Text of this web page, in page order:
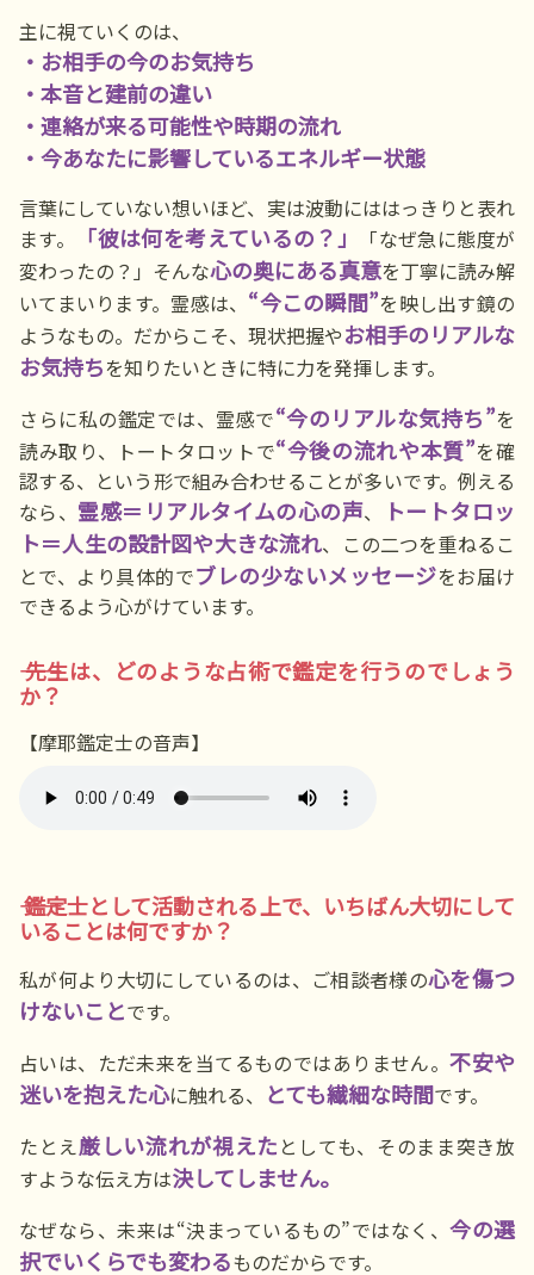
主に視ていくのは、
・お相手の今のお気持ち
・本音と建前の違い
・連絡が来る可能性や時期の流れ
・今あなたに影響しているエネルギー状態
言葉にしていない想いほど、実は波動にははっきりと表れ
ます。
「彼は何を考えているの？」
「なぜ急に態度が
変わったの？」そんな心の奥にある真意を丁寧に読み解
いてまいります。霊感は、 “今この瞬間”を映し出す鏡の
ようなもの。だからこそ、現状把握やお相手のリアルな
お気持ちを知りたいときに特に力を発揮します。
さらに私の鑑定では、霊感で“今のリアルな気持ち”を
読み取り、トートタロットで“今後の流れや本質”を確
認する、という形で組み合わせることが多いです。例える
なら、 霊感＝リアルタイムの心の声、
トートタロッ
ト＝人生の設計図や大きな流れ、この二つを重ねるこ
とで、より具体的でブレの少ないメッセージをお届け
できるよう心がけています。
―― 先生は、どのような占術で鑑定を行うのでしょう
か？
【摩耶鑑定士の音声】
―― 鑑定士として活動される上で、いちばん大切にして
いることは何ですか？
私が何より大切にしているのは、ご相談者様の心を傷つ
けないことです。
占いは、ただ未来を当てるものではありません。不安や
迷いを抱えた心に触れる、 とても繊細な時間です。
たとえ厳しい流れが視えた としても、そのまま突き放
すような伝え方は決してしません。
なぜなら、未来は“決まっているもの”ではなく、今の選
択でいくらでも変わるものだからです。